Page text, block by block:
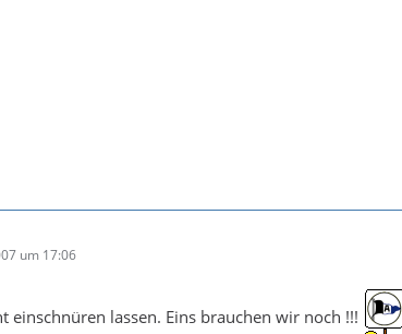
um 17:06
einschnüren lassen. Eins brauchen wir noch !!!